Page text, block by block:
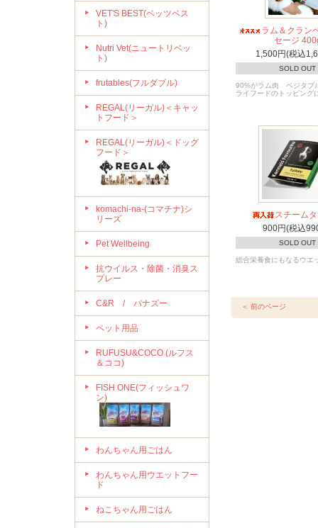
VET'S BEST(ベッツベス
ト)
Nutri Vet(ニュートリベッ
ト)
frutables(フルダブル)
REGAL(リーガル)＜キャッ
トフード＞
REGAL(リーガル)＜ドッグ
フード＞
komachi-na-(コマチナ)シ
リーズ
Pet Wellbeing
抗ウイルス・除菌・消臭ス
プレー
C&R / パナズー
ペット用品
RUFUSU&COCO (ルフス
＆ココ)
FISH ONE(フィッシュワ
ン)
わんちゃん用ごはん
わんちゃん用ウエットフー
ド
ねこちゃん用ごはん
ラム＆クラン
セージ
1,500円(税込
SOLD OUT
90%がラム肉 ベジタブ
ライフードのトッピング
スチーム
900円(税込
SOLD OUT
総合栄養食にもなるウエ
＜ 前のページ